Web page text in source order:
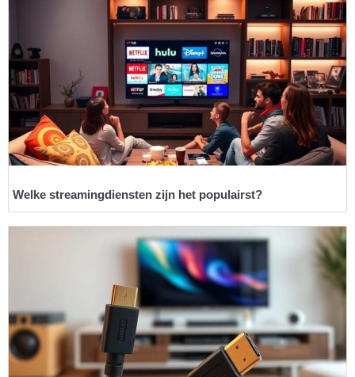
Welke streamingdiensten zijn het populairst?